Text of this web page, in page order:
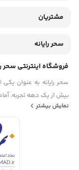
مشتریان
سحر رایانه
فروشگاه اینترنتی سحر
سحر رایانه به عنوان یکی
بیش از یک دهه تجربه،
نمایش بیشتر